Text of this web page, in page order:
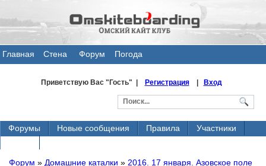
Главная
Стена
Форум Погода
Приветствую Вас"Гость" | Регистрация| Вход
Форумы Новые сообщения Правила
Участники
Форум » Домашние каталки » 2016. 17 января. Азовское поле